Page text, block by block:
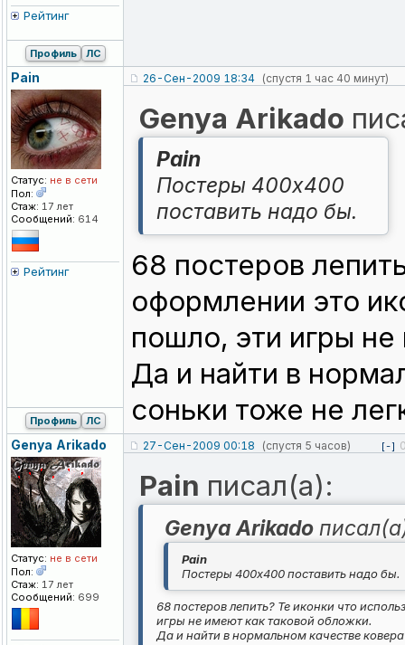
Рейтинг
Профиль ЛС
Pain
Статус: не в сети
Пол:
Стаж: 17 лет
Сообщений: 614
Рейтинг
26-Сен-2009 18:34 (спустя 1 час 40 минут)
Genya Arikado
Pain
Постеры 400x400
поставить надо бы.
68 постеров
оформлении это
пошло, эти игры
Да и найти в
соньки тоже не
Профиль ЛС
Genya Arikado
Статус: не в сети
Пол:
Стаж: 17 лет
Сообщений: 699
27-Сен-2009 00:18 (спустя 5 часов) [-]
Pain писал(а):
Genya Arikado
Pain
Постеры 400x400 поставить надо бы.
68 постеров лепить? Те иконки что
игры не имеют как таковой обложки.
Да и найти в нормальном качестве